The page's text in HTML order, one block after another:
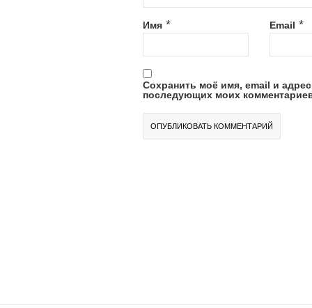
Имя * Email *
Сохранить моё имя, email и
последующих моих